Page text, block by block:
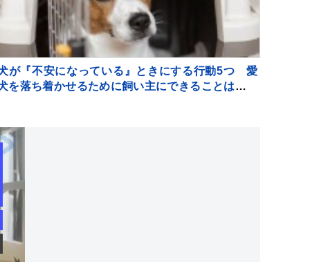
が『不安になっている』ときにする行動5つ 愛
を落ち着かせるために飼い主にできることはある